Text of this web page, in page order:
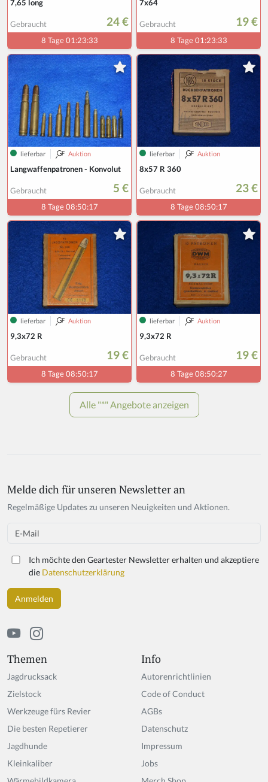
Themen
Jagdrucksack
Zielstock
Werkzeuge fürs Revier
Die besten Repetierer
Jagdhunde
Kleinkaliber
Info
Autorenrichtlinien
Code of Conduct
AGBs
Datenschutz
Impressum
Jobs
Melde dich für unseren Newsletter an
Regelmäßige Updates zu unseren Neuigkeiten und Aktionen.
Email
Ich möchte den Geartester Newsletter erhalten und akzeptiere
die Datenschutzerklärung